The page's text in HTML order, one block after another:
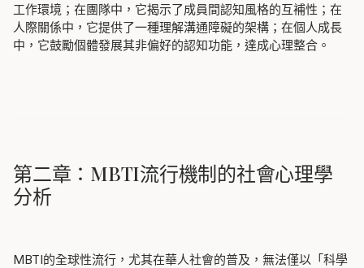
工作環境；在團隊中，它揭示了成員間認知風格的互補性；在
人際關係中，它提供了一種理解溝通障礙的架構；在個人成長
中，它鼓勵個體發展其非偏好的認知功能，達成心理整合。
第二章：MBTI流行機制的社會心理學
分析
MBTI的全球性流行，尤其在華人社會的普及，無法僅以「科學